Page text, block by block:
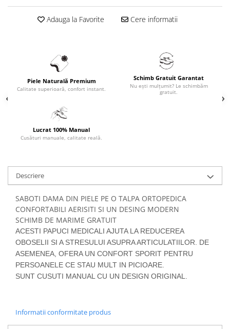
Adauga la Favorite Cere informatii
Piele Naturală Premium
Calitate superioară, confort instant.
Schimb Gratuit Garantat
Nu ești mulțumit? Le schimbăm
gratuit.
Lucrat 100% Manual
Cusături manuale, calitate reală.
Descriere
SABOTI DAMA DIN PIELE PE O TALPA ORTOPEDICA
CONFORTABILI AERISITI SI UN DESING MODERN
SCHIMB DE MARIME GRATUIT
ACESTI PAPUCI MEDICALI AJUTA LA REDUCEREA
OBOSELII SI A STRESULUI ASUPRA ARTICULATIILOR. DE
ASEMENEA, OFERA UN CONFORT SPORIT PENTRU
PERSOANELE CE STAU MULT IN PICIOARE.
SUNT CUSUTI MANUAL CU UN DESIGN ORIGINAL.
Informatii conformitate produs